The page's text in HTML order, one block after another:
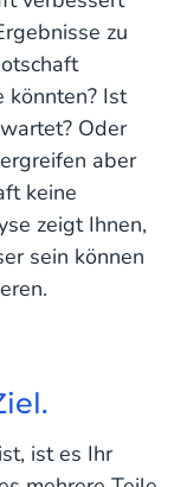
zu
könnten? Ist
Oder
aber
keine
zeigt Ihnen,
sein können
ist es Ihr